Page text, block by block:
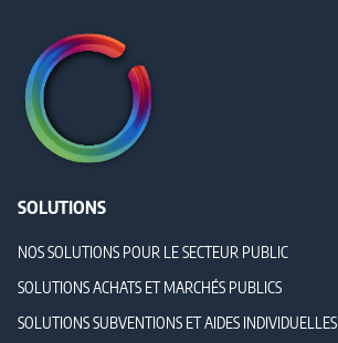
SOLUTIONS
NOS SOLUTIONS POUR LE SECTEUR PUBLIC
SOLUTIONS ACHATS ET MARCHÉS PUBLICS
SOLUTIONS SUBVENTIONS ET AIDES INDIVIDUELLES